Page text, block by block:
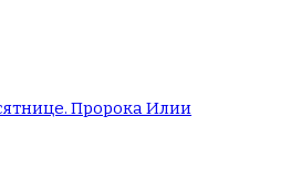
Пророка Илии